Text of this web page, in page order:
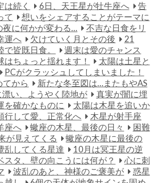
は続く 6日、天王星が牡牛座へ
告
て
想いをシェアすることがテーマに
夜に何かが変わる…
不吉な日食をリ
運へ
欠けていく月とその後
21
皆既日食。
週末は愛のチャンス
はちょっと揺れます！
太陽は土星と
PCがクラッシュしてしまいました！
てから
新たな冬至図は…またもやAS
い、ようやく陸地が
真実が闇に埋
を確かなものに
太陽は木星を追いか
行して愛、正常化へ
木星が射手座
座へ
蠍座の木星、最後の日々
困難
が見えてくる
蠍座の木星に最後の
乱してくる星達
10月は冥王星の逆
スタ、壁の向こうには何が？
心に刺
波乱のあと、神様のご褒美が
惑星